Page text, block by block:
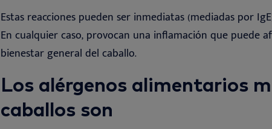
Estas reacciones pueden ser inmediatas (mediadas por
En cualquier caso, provocan una inflamación que puede
bienestar general del caballo.
Los alérgenos alimentarios
caballos son